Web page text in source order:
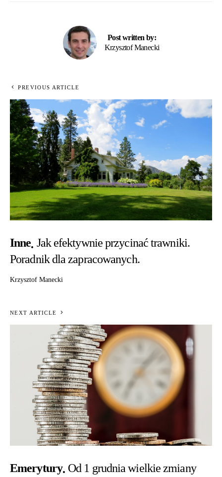
Post written by:
Krzysztof Manecki
PREVIOUS ARTICLE
Inne Jak efektywnie przycinać trawniki.
Poradnik dla zapracowanych.
Krzysztof Manecki
NEXT ARTICLE
Emerytury Od 1 grudnia wielkie zmiany